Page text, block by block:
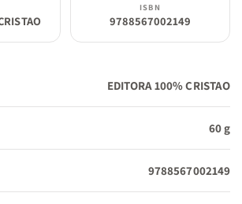
ISBN
9788567002149
EDITORA 100% CRISTAO
60 g
9788567002149